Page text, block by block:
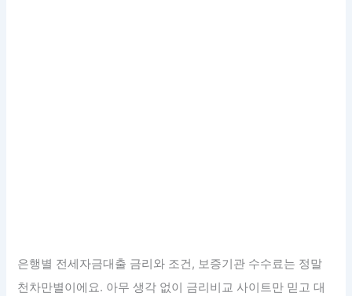
은행별 전세자금대출 금리와 조건, 보증기관 수수료는 정말
천차만별이에요. 아무 생각 없이 금리비교 사이트만 믿고 대